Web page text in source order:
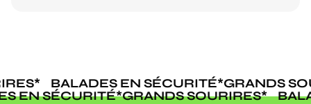
* BALADES EN SÉCURITÉ*GRANDS
EN SÉCURITÉ*GRANDS SOURIRES*